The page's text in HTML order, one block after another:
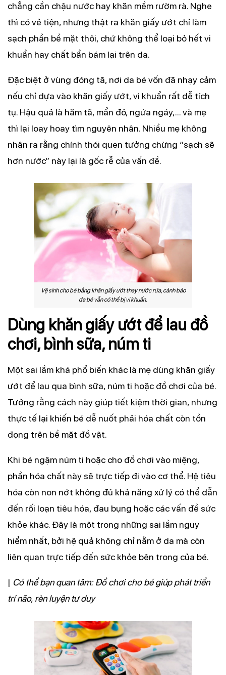
chẳng cần chậu nước hay khăn mềm rườm rà. Nghe
thì có vẻ tiện, nhưng thật ra khăn giấy ướt chỉ làm
sạch phần bề mặt thôi, chứ không thể loại bỏ hết vi
khuẩn hay chất bẩn bám lại trên da.
Đặc biệt ở vùng đóng tã, nơi da bé vốn đã nhạy cảm
nếu chỉ dựa vào khăn giấy ướt, vi khuẩn rất dễ tích
tụ. Hậu quả là hăm tã, mẩn đỏ, ngứa ngáy,… và mẹ
thì lại loay hoay tìm nguyên nhân. Nhiều mẹ không
nhận ra rằng chính thói quen tưởng chừng “sạch sẽ
hơn nước” này lại là gốc rễ của vấn đề.
Vệ sinh cho bé bằng khăn giấy ướt thay nước rửa, cảnh báo
da bé vẫn có thể bị vi khuẩn.
Dùng khăn giấy ướt để lau đồ
chơi, bình sữa, núm ti
Một sai lầm khá phổ biến khác là mẹ dùng khăn giấy
ướt để lau qua bình sữa, núm ti hoặc đồ chơi của bé.
Tưởng rằng cách này giúp tiết kiệm thời gian, nhưng
thực tế lại khiến bé dễ nuốt phải hóa chất còn tồn
đọng trên bề mặt đồ vật.
Khi bé ngậm núm ti hoặc cho đồ chơi vào miệng,
phần hóa chất này sẽ trực tiếp đi vào cơ thể. Hệ tiêu
hóa còn non nớt không đủ khả năng xử lý có thể dẫn
đến rối loạn tiêu hóa, đau bụng hoặc các vấn đề sức
khỏe khác. Đây là một trong những sai lầm nguy
hiểm nhất, bởi hệ quả không chỉ nằm ở da mà còn
liên quan trực tiếp đến sức khỏe bên trong của bé.
| Có thể bạn quan tâm: Đồ chơi cho bé giúp phát triển
trí não, rèn luyện tư duy